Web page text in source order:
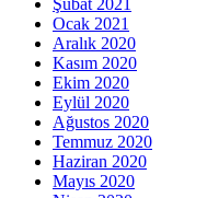
Ocak 2021
Aralık 2020
Kasım 2020
Ekim 2020
Eylül 2020
Ağustos 2020
Temmuz 2020
Haziran 2020
Mayıs 2020